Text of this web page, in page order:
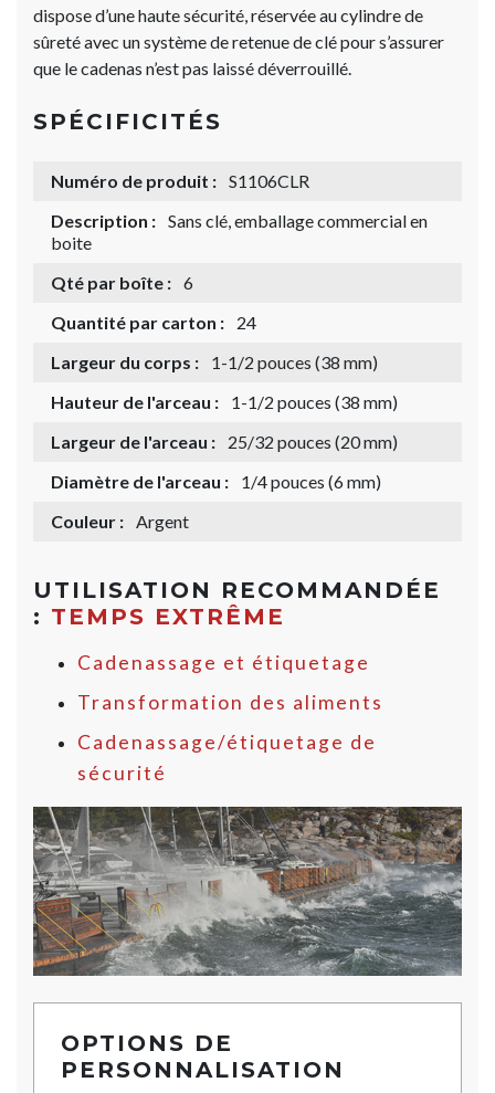
dispose d’une haute sécurité, réservée au cylindre de
sûreté avec un système de retenue de clé pour s’assurer
que le cadenas n’est pas laissé déverrouillé.
SPÉCIFICITÉS
Numéro de produit : S1106CLR
Description : Sans clé, emballage commercial en
boite
Qté par boîte : 6
Quantité par carton :
24
Largeur du corps :
1-1/2 pouces (38 mm)
Hauteur de l'arceau :
1-1/2 pouces (38 mm)
Largeur de l'arceau :
25/32 pouces (20 mm)
Diamètre de l'arceau :
1/4 pouces (6 mm)
Couleur : Argent
UTILISATION RECOMMANDÉE
: TEMPS EXTRÊME
Cadenassage et étiquetage
Transformation des aliments
Cadenassage/étiquetage de
sécurité
OPTIONS DE
PERSONNALISATION